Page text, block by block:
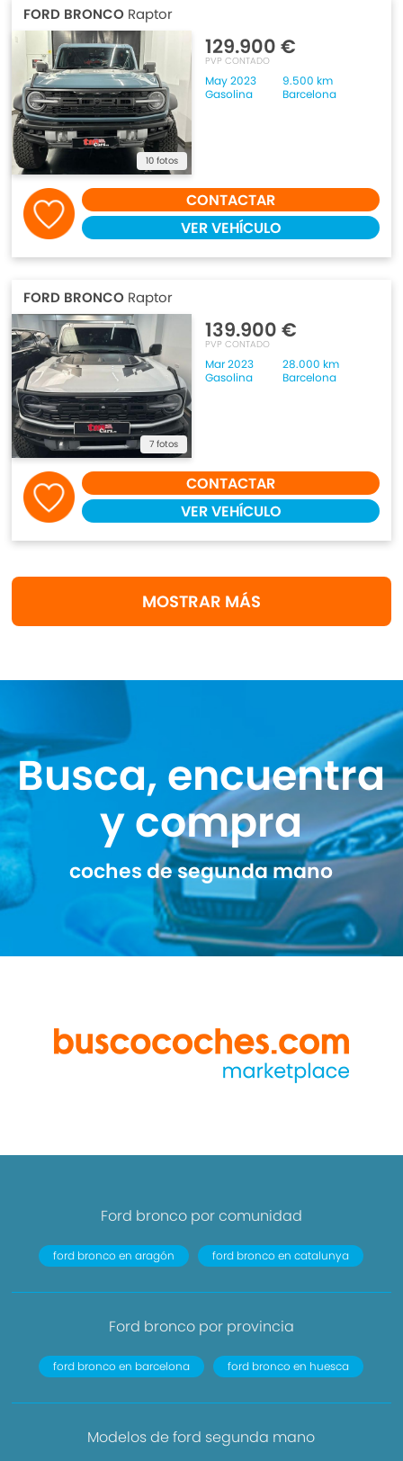
FORD BRONCO Raptor
10 fotos
129.900 €
PVP CONTADO
May 2023
9.500 km
Gasolina
Barcelona
CONTACTAR
VER VEHÍCULO
FORD BRONCO Raptor
7 fotos
139.900 €
PVP CONTADO
Mar 2023
28.000 km
Gasolina
Barcelona
CONTACTAR
VER VEHÍCULO
MOSTRAR MÁS
Busca, encuentra
y compra
coches de segunda mano
Ford bronco por comunidad
ford bronco en aragón ford bronco en catalunya
Ford bronco por provincia
ford bronco en barcelona ford bronco en huesca
Modelos de ford segunda mano